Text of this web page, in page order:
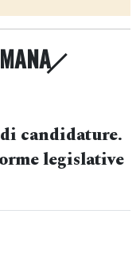
candidature.
legislative